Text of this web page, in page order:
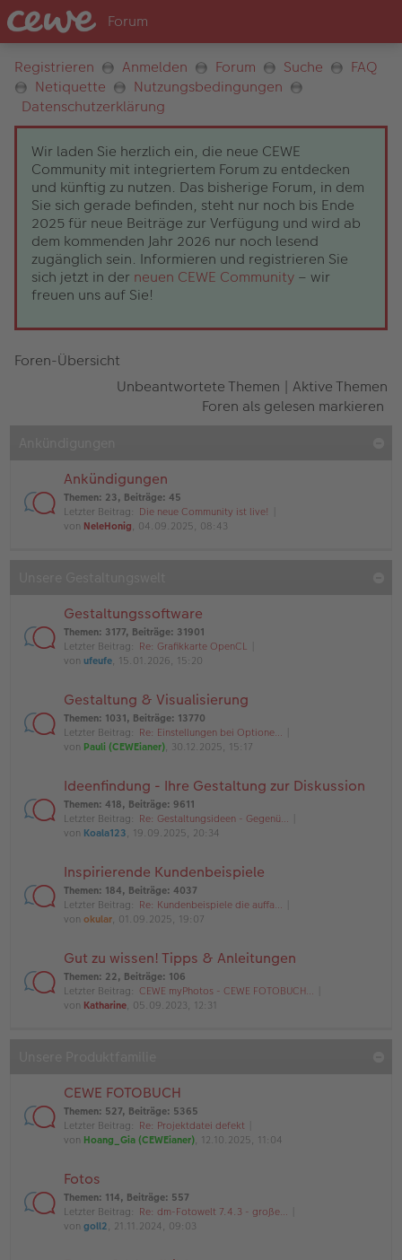
Registrieren Anmelden Forum Suche
FAQ
Netiquette
Nutzungsbedingungen
Datenschutzerklärung
Wir laden Sie herzlich ein, die neue CEWE
Community mit integriertem Forum zu entdecken
und künftig zu nutzen. Das bisherige Forum, in dem
Sie sich gerade befinden, steht nur noch bis Ende
2025 für neue Beiträge zur Verfügung und wird ab
dem kommenden Jahr 2026 nur noch lesend
zugänglich sein. Informieren und registrieren Sie
sich jetzt in der neuen CEWE Community – wir
freuen uns auf Sie!
Foren-Übersicht
Unbeantwortete Themen | Aktive Themen
Foren als gelesen markieren
Ankündigungen
Themen: 23, Beiträge: 45
Letzter Beitrag: Die neue Community ist live!
von NeleHonig, 04.09.2025, 08:43
Gestaltungssoftware
Themen: 3177, Beiträge: 31901
Letzter Beitrag: Re: Grafikkarte OpenCL
von ufeufe, 15.01.2026, 15:20
Gestaltung & Visualisierung
Themen: 1031, Beiträge: 13770
Letzter Beitrag: Re: Einstellungen bei Optione…
von Pauli (CEWEianer), 30.12.2025, 15:17
Ideenfindung - Ihre Gestaltung zur Diskussion
Themen: 418, Beiträge: 9611
Letzter Beitrag: Re: Gestaltungsideen - Gegenü…
von Koala123, 19.09.2025, 20:34
Inspirierende Kundenbeispiele
Themen: 184, Beiträge: 4037
Letzter Beitrag: Re: Kundenbeispiele die auffa…
von okular, 01.09.2025, 19:07
Gut zu wissen! Tipps & Anleitungen
Themen: 22, Beiträge: 106
Letzter Beitrag: CEWE myPhotos - CEWE FOTOBUCH…
von Katharine, 05.09.2023, 12:31
CEWE FOTOBUCH
Themen: 527, Beiträge: 5365
Letzter Beitrag: Re: Projektdatei defekt
von Hoang_Gia (CEWEianer), 12.10.2025, 11:04
Fotos
Themen: 114, Beiträge: 557
Letzter Beitrag: Re: dm-Fotowelt 7.4.3 - große…
von goll2, 21.11.2024, 09:03